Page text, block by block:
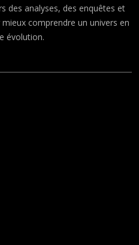
des analyses, des enquêtes et
comprendre un univers en
évolution.